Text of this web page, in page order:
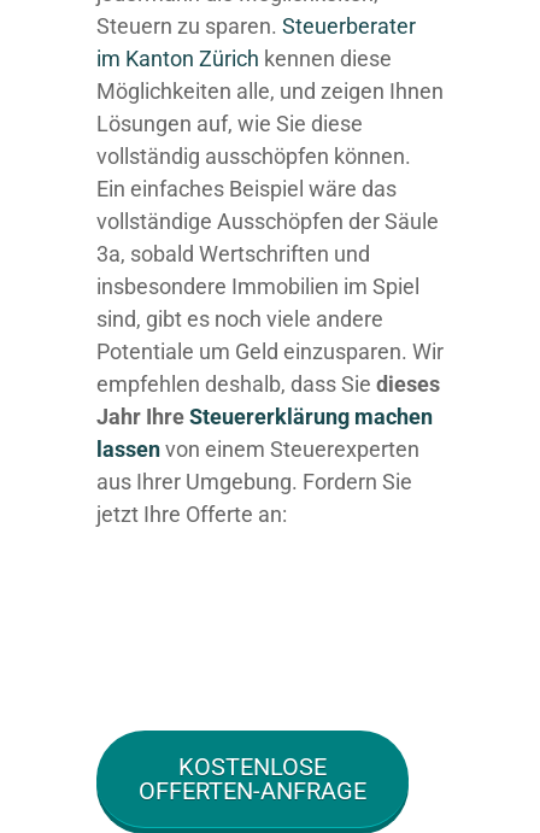
Steuern zu sparen. Steuerberater
im K anton Zürich kennen diese
Möglichkeiten alle, und zeigen Ihnen
Lösungen auf, wie Sie diese
vollständig ausschöpfen können.
Ein einfaches Beispiel wäre das
vollständige Ausschöpfen der Säule
3a, sobald Wertschriften und
insbesondere Immobilien im Spiel
sind, gibt es noch viele andere
Potentiale um Geld einzusparen. Wir
empfehlen deshalb, dass Sie dieses
Jahr IhreSteuererklärung machen
lassenvon einem Steuerexperten
aus Ihrer Umgebung. Fordern Sie
jetzt Ihre Offerte an:
KOSTENLOSE
OFFERTEN-ANFRAGE